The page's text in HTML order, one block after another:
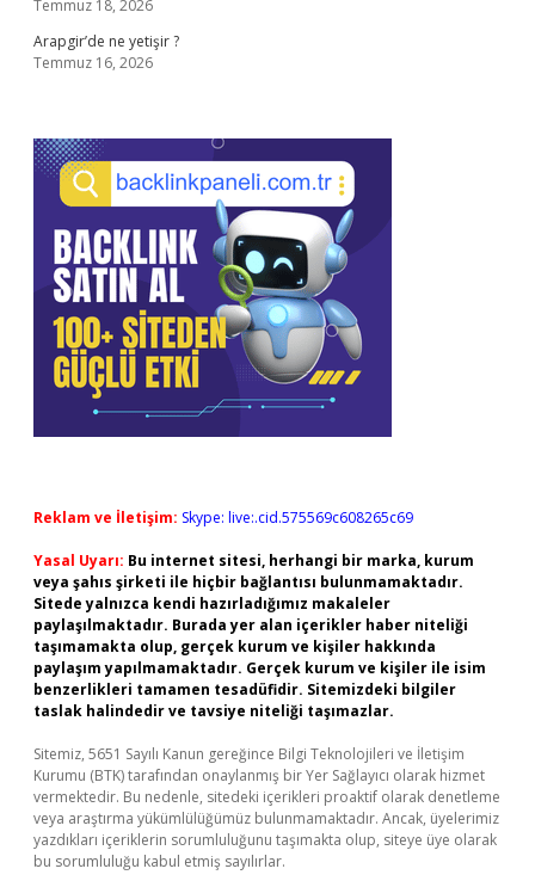
Temmuz 18, 2026
Arapgir’de ne yetişir ?
Temmuz 16, 2026
Reklam ve İletişim: Skype: live:.cid.575569c608265c69
Yasal Uyarı: Bu internet sitesi, herhangi bir marka, kurum
veya şahıs şirketi ile hiçbir bağlantısı bulunmamaktadır.
Sitede yalnızca kendi hazırladığımız makaleler
paylaşılmaktadır. Burada yer alan içerikler haber niteliği
taşımamakta olup, gerçek kurum ve kişiler hakkında
paylaşım yapılmamaktadır. Gerçek kurum ve kişiler ile isim
benzerlikleri tamamen tesadüfidir. Sitemizdeki bilgiler
taslak halindedir ve tavsiye niteliği taşımazlar.
Sitemiz, 5651 Sayılı Kanun gereğince Bilgi Teknolojileri ve İletişim
Kurumu (BTK) tarafından onaylanmış bir Yer Sağlayıcı olarak hizmet
vermektedir. Bu nedenle, sitedeki içerikleri proaktif olarak denetleme
veya araştırma yükümlülüğümüz bulunmamaktadır. Ancak, üyelerimiz
yazdıkları içeriklerin sorumluluğunu taşımakta olup, siteye üye olarak
bu sorumluluğu kabul etmiş sayılırlar.